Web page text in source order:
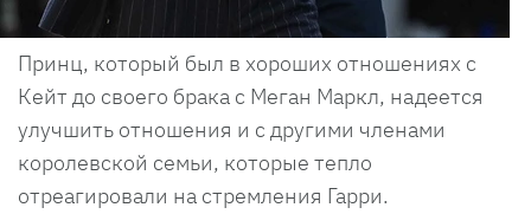
Принц, который был в хороших отношениях с
Кейт до своего брака с Меган Маркл, надеется
улучшить отношения и с другими членами
королевской семьи, которые тепло
отреагировали на стремления Гарри.